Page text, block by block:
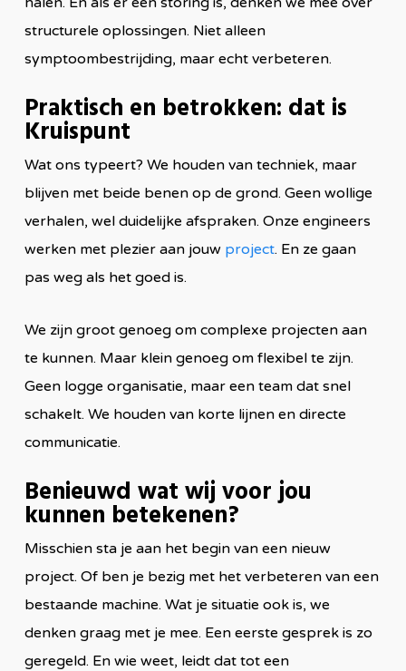
structurele oplossingen. Niet alleen
symptoombestrijding, maar echt verbeteren.
Praktisch en betrokken: dat is
Kruispunt
Wat ons typeert? We houden van techniek, maar
blijven met beide benen op de grond. Geen wollige
verhalen, wel duidelijke afspraken. Onze engineers
werken met plezier aan jouw project. En ze gaan
pas weg als het goed is.
We zijn groot genoeg om complexe projecten aan
te kunnen. Maar klein genoeg om flexibel te zijn.
Geen logge organisatie, maar een team dat snel
schakelt. We houden van korte lijnen en directe
communicatie.
Benieuwd wat wij voor jou
kunnen betekenen?
Misschien sta je aan het begin van een nieuw
project. Of ben je bezig met het verbeteren van een
bestaande machine. Wat je situatie ook is, we
denken graag met je mee. Een eerste gesprek is zo
geregeld. En wie weet, leidt dat tot een